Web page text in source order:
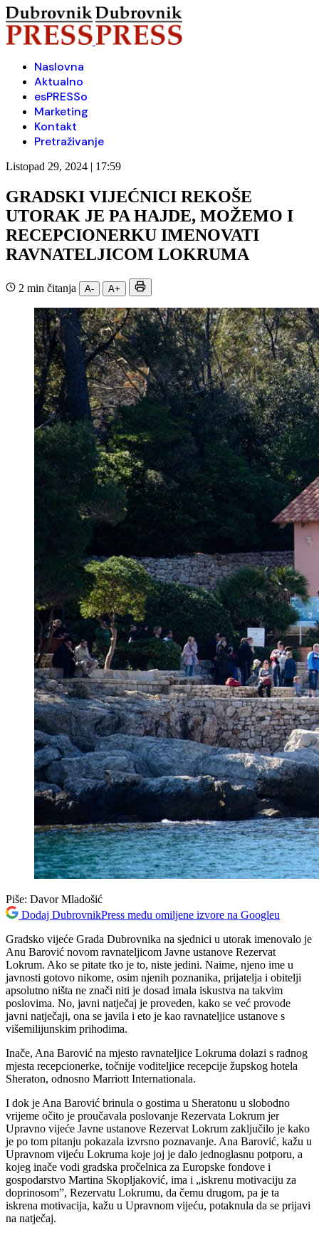
Naslovna
Aktualno
esPRESSo
Marketing
Kontakt
Pretraživanje
Listopad 29, 2024 | 17:59
GRADSKI VIJEĆNICI REKOŠE
UTORAK JE PA HAJDE, MOŽEMO I
RECEPCIONERKU IMENOVATI
RAVNATELJICOM LOKRUMA
2 min čitanja A- A+
Piše: Davor Mladošić
Dodaj DubrovnikPress među omiljene izvore na Googleu
Gradsko vijeće Grada Dubrovnika na sjednici u utorak imenovalo je
Anu Barović novom ravnateljicom Javne ustanove Rezervat
Lokrum. Ako se pitate tko je to, niste jedini. Naime, njeno ime u
javnosti gotovo nikome, osim njenih poznanika, prijatelja i obitelji
apsolutno ništa ne znači niti je dosad imala iskustva na takvim
poslovima. No, javni natječaj je proveden, kako se već provode
javni natječaji, ona se javila i eto je kao ravnateljice ustanove s
višemilijunskim prihodima.
Inače, Ana Barović na mjesto ravnateljice Lokruma dolazi s radnog
mjesta recepcionerke, točnije voditeljice recepcije župskog hotela
Sheraton, odnosno Marriott Internationala.
I dok je Ana Barović brinula o gostima u Sheratonu u slobodno
vrijeme očito je proučavala poslovanje Rezervata Lokrum jer
Upravno vijeće Javne ustanove Rezervat Lokrum zaključilo je kako
je po tom pitanju pokazala izvrsno poznavanje. Ana Barović, kažu u
Upravnom vijeću Lokruma koje joj je dalo jednoglasnu potporu, a
kojeg inače vodi gradska pročelnica za Europske fondove i
gospodarstvo Martina Skopljaković, ima i „iskrenu motivaciju za
doprinosom”, Rezervatu Lokrumu, da čemu drugom, pa je ta
iskrena motivacija, kažu u Upravnom vijeću, potaknula da se prijavi
na natječaj.